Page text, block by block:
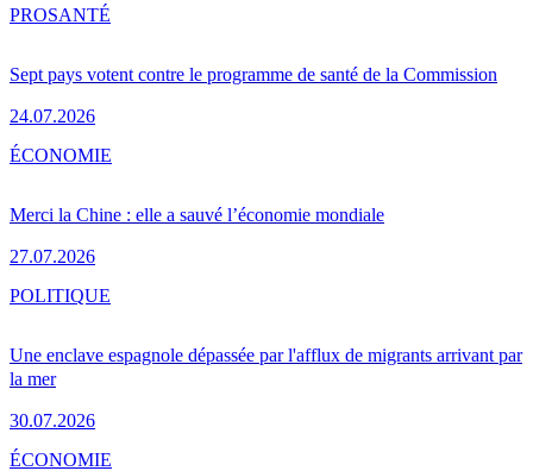
Sept pays votent contre le programme de santé de la Commission
24.07.2026
PROSANTÉ
Merci la Chine : elle a sauvé l’économie mondiale
27.07.2026
ÉCONOMIE
Une enclave espagnole dépassée par l'afflux de migrants arrivant par
la mer
30.07.2026
POLITIQUE
ÉCONOMIE